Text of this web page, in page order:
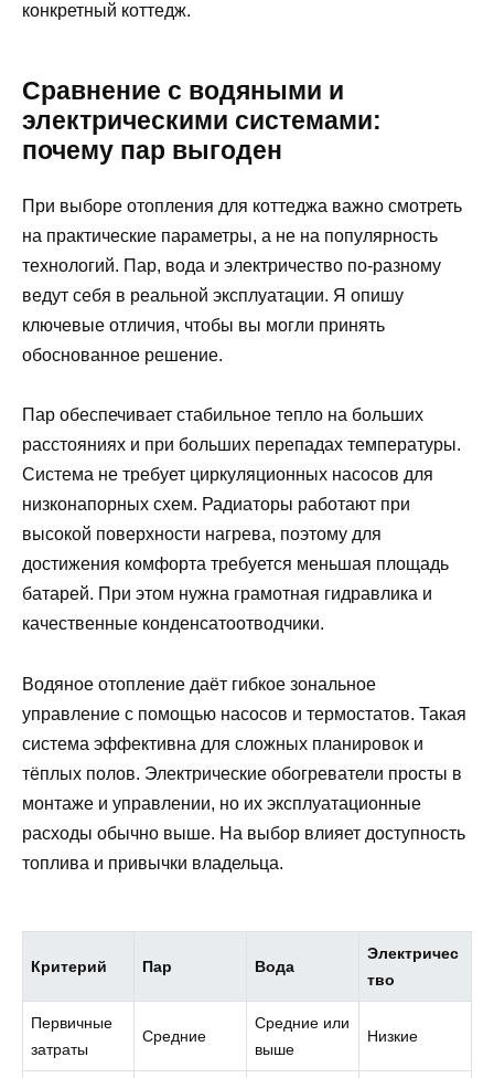
конкретный коттедж.
Сравнение с водяными и
электрическими системами:
почему пар выгоден
При выборе отопления для коттеджа важно смотреть
на практические параметры, а не на популярность
технологий. Пар, вода и электричество по-разному
ведут себя в реальной эксплуатации. Я опишу
ключевые отличия, чтобы вы могли принять
обоснованное решение.
Пар обеспечивает стабильное тепло на больших
расстояниях и при больших перепадах температуры.
Система не требует циркуляционных насосов для
низконапорных схем. Радиаторы работают при
высокой поверхности нагрева, поэтому для
достижения комфорта требуется меньшая площадь
батарей. При этом нужна грамотная гидравлика и
качественные конденсатоотводчики.
Водяное отопление даёт гибкое зональное
управление с помощью насосов и термостатов. Такая
система эффективна для сложных планировок и
тёплых полов. Электрические обогреватели просты в
монтаже и управлении, но их эксплуатационные
расходы обычно выше. На выбор влияет доступность
топлива и привычки владельца.
Критерий Пар Вода
Электричес
тво
Первичные
затраты
Средние
Средние или
выше
Низкие